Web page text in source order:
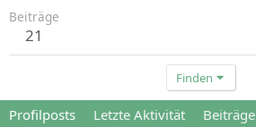
Beiträge
21
Finden
Profilposts Letzte Aktivität Beiträge